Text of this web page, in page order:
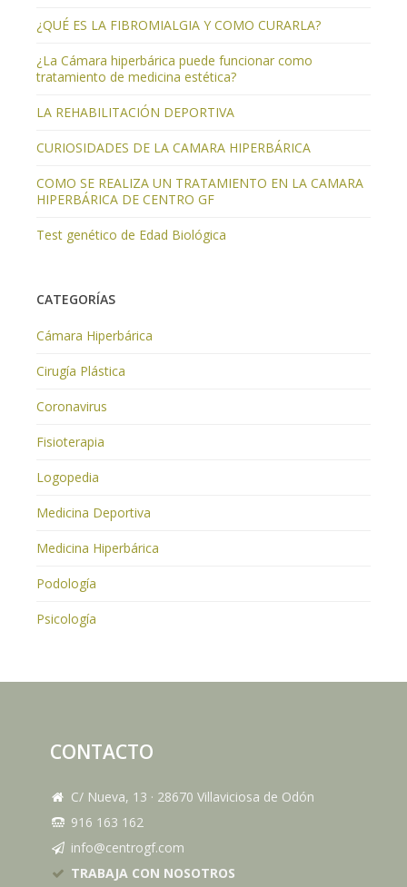
¿QUÉ ES LA FIBROMIALGIA Y COMO CURARLA?
¿La Cámara hiperbárica puede funcionar como
tratamiento de medicina estética?
LA REHABILITACIÓN DEPORTIVA
CURIOSIDADES DE LA CAMARA HIPERBÁRICA
COMO SE REALIZA UN TRATAMIENTO EN LA CAMARA
HIPERBÁRICA DE CENTRO GF
Test genético de Edad Biológica
CATEGORÍAS
Cámara Hiperbárica
Cirugía Plástica
Coronavirus
Fisioterapia
Logopedia
Medicina Deportiva
Medicina Hiperbárica
Podología
Psicología
CONTACTO
C/ Nueva, 13 · 28670 Villaviciosa de Odón
916 163 162
info@centrogf.com
TRABAJA CON NOSOTROS